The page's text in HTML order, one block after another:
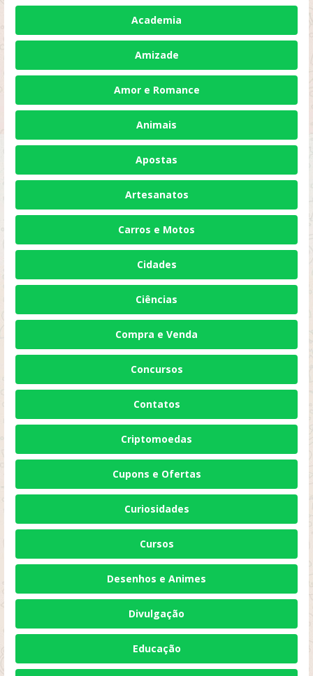
Academia
Amizade
Amor e Romance
Animais
Apostas
Artesanatos
Carros e Motos
Cidades
Ciências
Compra e Venda
Concursos
Contatos
Criptomoedas
Cupons e Ofertas
Curiosidades
Cursos
Desenhos e Animes
Divulgação
Educação